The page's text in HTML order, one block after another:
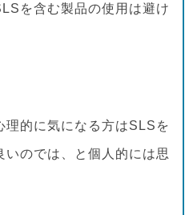
を含む製品の使用は避け
的に気になる方はSLSを
のでは、と個人的には思